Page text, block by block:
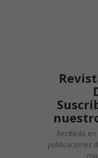
Recibirás
publicaciones